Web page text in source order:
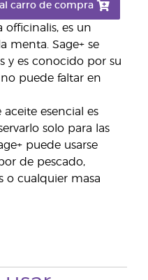
officinalis, es un
menta. Sage+ se
y es conocido por su
puede faltar en
esencial es
solo para las
puede usarse
de pescado,
o cualquier masa
carro de compra